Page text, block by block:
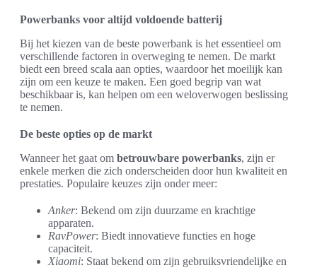
Powerbanks voor altijd voldoende batterij
Bij het kiezen van de beste powerbank is het essentieel om
verschillende factoren in overweging te nemen. De markt
biedt een breed scala aan opties, waardoor het moeilijk kan
zijn om een keuze te maken. Een goed begrip van wat
beschikbaar is, kan helpen om een weloverwogen beslissing
te nemen.
De beste opties op de markt
Wanneer het gaat om betrouwbare powerbanks, zijn er
enkele merken die zich onderscheiden door hun kwaliteit en
prestaties. Populaire keuzes zijn onder meer:
Anker: Bekend om zijn duurzame en krachtige
apparaten.
RavPower: Biedt innovatieve functies en hoge
capaciteit.
Xiaomi: Staat bekend om zijn gebruiksvriendelijke en